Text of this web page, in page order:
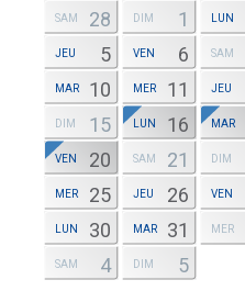
SAM 28 DIM 1 LUN
JEU 5 VEN 6 SAM
MAR 10 MER 11 JEU
DIM 15 LUN 16 MAR
VEN 20 SAM 21 DIM
MER 25 JEU 26 VEN
LUN 30 MAR 31 MER
SAM 4 DIM 5